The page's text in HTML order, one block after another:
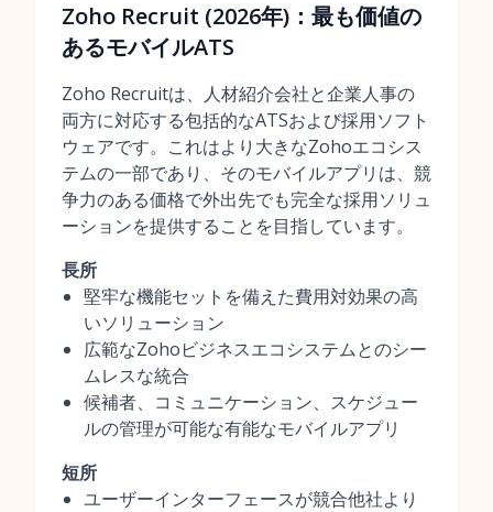
Zoho Recruit (2026年)：最も価値の
あるモバイルATS
Zoho Recruitは、人材紹介会社と企業人事の
両方に対応する包括的なATSおよび採用ソフト
ウェアです。これはより大きなZohoエコシス
テムの一部であり、そのモバイルアプリは、競
争力のある価格で外出先でも完全な採用ソリュ
ーションを提供することを目指しています。
長所
堅牢な機能セットを備えた費用対効果の高
いソリューション
広範なZohoビジネスエコシステムとのシー
ムレスな統合
候補者、コミュニケーション、スケジュー
ルの管理が可能な有能なモバイルアプリ
短所
ユーザーインターフェースが競合他社より